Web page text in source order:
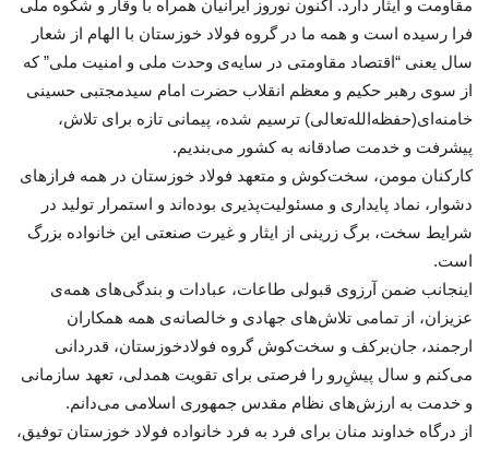
مقاومت و ایثار دارد. اکنون نوروز ایرانیان همراه با وقار و شکوه ملی
فرا رسیده است و همه ما در گروه فولاد خوزستان با الهام از شعار
سال یعنی “‌اقتصاد مقاومتی در سایه‌ی وحدت ملی و امنیت ملی” که
از سوی رهبر حکیم و معظم انقلاب حضرت‌ امام سیدمجتبی حسینی
خامنه‌ای(حفظه‌الله‌تعالی) ترسیم شده، پیمانی تازه برای تلاش،
پیشرفت و خدمت صادقانه به کشور می‌بندیم.
کارکنان مومن، سخت‌کوش و متعهد فولاد خوزستان در همه فرازهای
دشوار، نماد پایداری و مسئولیت‌پذیری بوده‌اند و استمرار تولید در
شرایط سخت، برگ زرینی از ایثار و غیرت صنعتی این خانواده بزرگ
است.
اینجانب ضمن آرزوی قبولی طاعات، عبادات و بندگی‌های همه‌ی
عزیزان، از تمامی تلاش‌های جهادی و خالصانه‌ی همه همکاران
ارجمند، جان‌برکف و سخت‌کوش گروه فولادخوزستان، قدردانی
می‌کنم و سال پیشِ‌رو را فرصتی برای تقویت همدلی، تعهد سازمانی
و خدمت به ارزش‌های نظام مقدس جمهوری اسلامی می‌دانم.
از درگاه خداوند منان برای فرد به فرد خانواده فولاد خوزستان توفیق،